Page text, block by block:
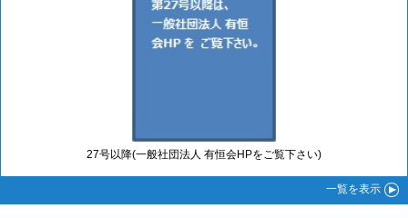
27号以降(一般社団法人 有恒会HPをご覧下さい)
一覧を表示